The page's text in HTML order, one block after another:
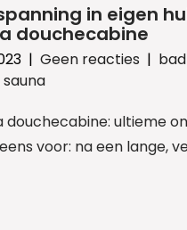
in eigen
douchecabine
|Geen reacties |
sauna
douchecabine: ultieme
voor: na een lange,